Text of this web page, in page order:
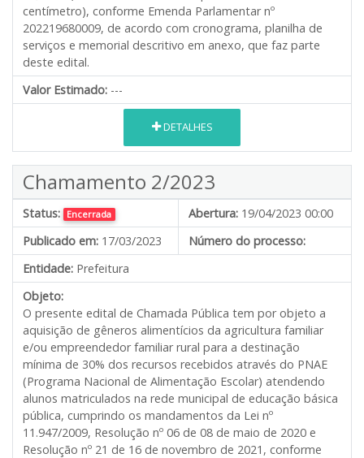
centímetro), conforme Emenda Parlamentar nº
202219680009, de acordo com cronograma, planilha de
serviços e memorial descritivo em anexo, que faz parte
deste edital.
Valor Estimado: ---
DETALHES
Chamamento 2/2023
Status: Encerrada Abertura: 19/04/2023 00:00
Publicado em: 17/03/2023
Número do processo:
Entidade: Prefeitura
Objeto:
O presente edital de Chamada Pública tem por objeto a
aquisição de gêneros alimentícios da agricultura familiar
e/ou empreendedor familiar rural para a destinação
mínima de 30% dos recursos recebidos através do PNAE
(Programa Nacional de Alimentação Escolar) atendendo
alunos matriculados na rede municipal de educação básica
pública, cumprindo os mandamentos da Lei nº
11.947/2009, Resolução nº 06 de 08 de maio de 2020 e
Resolução nº 21 de 16 de novembro de 2021, conforme